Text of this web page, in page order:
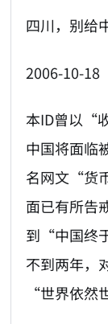
四川，别给
2006-10-
本ID曾以“
中国将面临
名网文“货
面已有所告
到“中国终
不到两年，
“世界依然